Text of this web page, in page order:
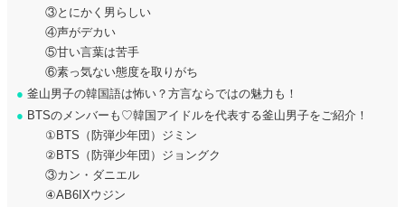
③とにかく男らしい
④声がデカい
⑤甘い言葉は苦手
⑥素っ気ない態度を取りがち
● 釜山男子の韓国語は怖い？方言ならではの魅力も！
● BTSのメンバーも♡韓国アイドルを代表する釜山男子をご紹介！
①BTS（防弾少年団）ジミン
②BTS（防弾少年団）ジョングク
③カン・ダニエル
④AB6IXウジン